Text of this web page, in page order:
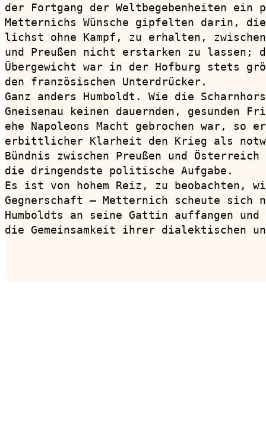
der Fortgang der Weltbegebenheiten
Metternichs Wünsche gipfelten darin,
lichst ohne Kampf, zu erhalten,
und Preußen nicht erstarken zu lassen;
Übergewicht war in der Hofburg stets
den französischen Unterdrücker.
Ganz anders Humboldt. Wie die
Gneisenau keinen dauernden, gesunden
ehe Napoleons Macht gebrochen war, so
erbittlicher Klarheit den Krieg als
Bündnis zwischen Preußen und
die dringendste politische Aufgabe.
Es ist von hohem Reiz, zu beobachten,
Gegnerschaft — Metternich scheute
Humboldts an seine Gattin auffangen
die Gemeinsamkeit ihrer dialektischen